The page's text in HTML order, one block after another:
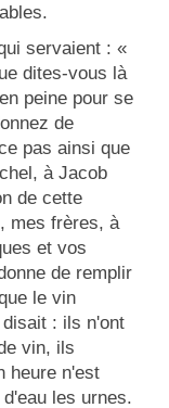
servaient : «
dites-vous là
peine pour se
de
pas ainsi que
à Jacob
de cette
mes frères, à
et vos
de remplir
le vin
: ils n'ont
vin, ils
heure n'est
les urnes.